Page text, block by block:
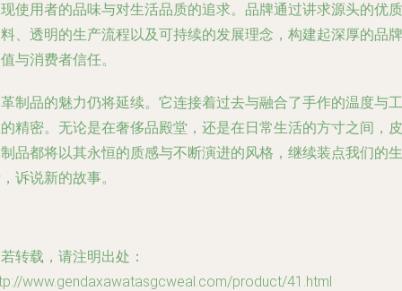
使用者的品味与对生活品质的追求。品牌通过讲求源头的优质
、透明的生产流程以及可持续的发展理念，构建起深厚的品牌
与消费者信任。
制品的魅力仍将延续。它连接着过去与融合了手作的温度与工
精密。无论是在奢侈品殿堂，还是在日常生活的方寸之间，皮
品都将以其永恒的质感与不断演进的风格，继续装点我们的生
诉说新的故事。
转载，请注明出处：
www.gendaxawatasgcweal.com/product/41.html